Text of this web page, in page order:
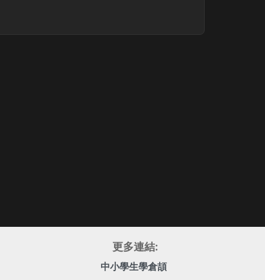
更多連結:
中小學生學倉頡